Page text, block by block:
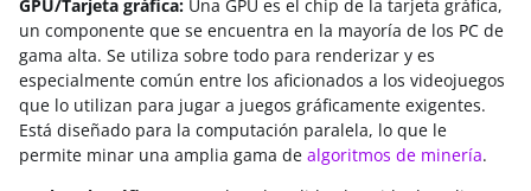
GPU/Tarjeta gráfica: Una GPU es el chip de la tarjeta gráfica,
un componente que se encuentra en la mayoría de los PC de
gama alta. Se utiliza sobre todo para renderizar y es
especialmente común entre los aficionados a los videojuegos
que lo utilizan para jugar a juegos gráficamente exigentes.
Está diseñado para la computación paralela, lo que le
permite minar una amplia gama de algoritmos de minería.